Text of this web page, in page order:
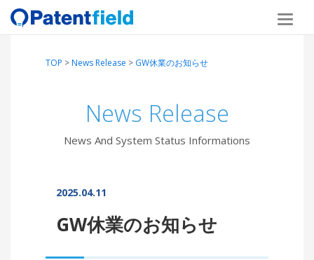
TOP >News Release > GW休業のお知らせ
News Release
News And System Status Informations
2025.04.11
GW休業のお知らせ